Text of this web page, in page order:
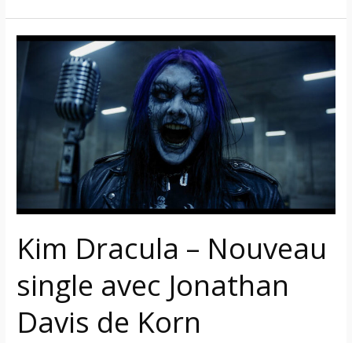
Kim Dracula – Nouveau
single avec Jonathan
Davis de Korn
Kim
Dracula
Nouveau
Jonathan